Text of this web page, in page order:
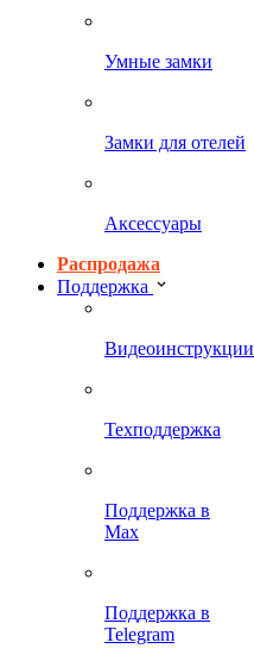
Умные замки
Замки для отелей
Аксессуары
Распродажа
Поддержка
Видеоинструкции
Техподдержка
Поддержка в
Max
Поддержка в
Telegram